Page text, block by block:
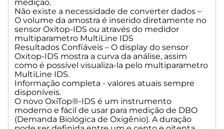
• EMC
• Emissão: EN 50081-1/ FCC Classe A
• Imunidade: EN 50082-1, EN 50082-2, Namur
• Temperatura Ambiente
• Armazenamento: -25°C a 65°C
• Operação: +5°C a 40 °C
• Umidade Relativa: Média Anual:
medição.
Não existe a necessidade de converter dados –
O volume da amostra é inserido diretamente no
sensor Oxitop-IDS ou através do medidor
multiparametro MultiLine IDS
Resultados Confiáveis – O display do sensor
Oxitop-IDS mostra a curva da análise, assim
como é possível visualiza-la pelo multiparametro
MultiLine IDS.
Informação completa - valores atuais sempre
disponíveis.
O novo OxiTop®-IDS é um instrumento
moderno e fácil de usar para medição de DBO
(Demanda Biológica de Oxigênio). A duração